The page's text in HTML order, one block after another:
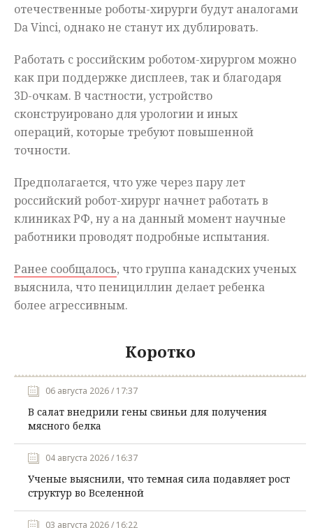
отечественные роботы-хирурги будут аналогами
Da Vinci, однако не станут их дублировать.
Работать с российским роботом-хирургом можно
как при поддержке дисплеев, так и благодаря
3D-очкам. В частности, устройство
сконструировано для урологии и иных
операций, которые требуют повышенной
точности.
Предполагается, что уже через пару лет
российский робот-хирург начнет работать в
клиниках РФ, ну а на данный момент научные
работники проводят подробные испытания.
Ранее сообщалось, что группа канадских ученых
выяснила, что пенициллин делает ребенка
более агрессивным.
Коротко
06 августа 2026 / 17:37
В салат внедрили гены свиньи для получения
мясного белка
04 августа 2026 / 16:37
Ученые выяснили, что темная сила подавляет рост
структур во Вселенной
03 августа 2026 / 16:22